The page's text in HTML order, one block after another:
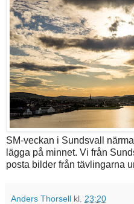
SM-veckan i Sundsvall
lägga på minnet. Vi från
posta bilder från tävlingarna
Anders Thorsell kl. 23:20